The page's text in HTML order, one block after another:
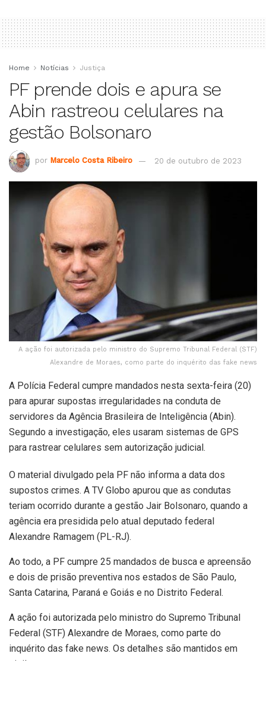
Home Notícias Justiça
PF prende dois e apura se
Abin rastreou celulares na
gestão Bolsonaro
por Marcelo Costa Ribeiro 20 de outubro de 2023
A ação foi autorizada pelo ministro do Supremo Tribunal Federal (STF)
Alexandre de Moraes, como parte do inquérito das fake news
A Polícia Federal cumpre mandados nesta sexta-feira (20)
para apurar supostas irregularidades na conduta de
servidores da Agência Brasileira de Inteligência (Abin).
Segundo a investigação, eles usaram sistemas de GPS
para rastrear celulares sem autorização judicial.
O material divulgado pela PF não informa a data dos
supostos crimes. A TV Globo apurou que as condutas
teriam ocorrido durante a gestão Jair Bolsonaro, quando a
agência era presidida pelo atual deputado federal
Alexandre Ramagem (PL-RJ).
Ao todo, a PF cumpre 25 mandados de busca e apreensão
e dois de prisão preventiva nos estados de São Paulo,
Santa Catarina, Paraná e Goiás e no Distrito Federal.
A ação foi autorizada pelo ministro do Supremo Tribunal
Federal (STF) Alexandre de Moraes, como parte do
inquérito das fake news. Os detalhes são mantidos em
sigilo.